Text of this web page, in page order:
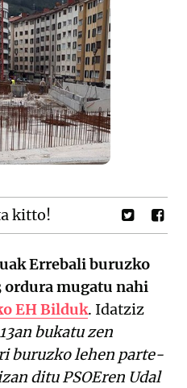
kitto!
Errebali buruzko
mugatu nahi
EH Bilduk. Idatziz
bukatu zen
buruzko lehen parte-
ditu PSOEren Udal